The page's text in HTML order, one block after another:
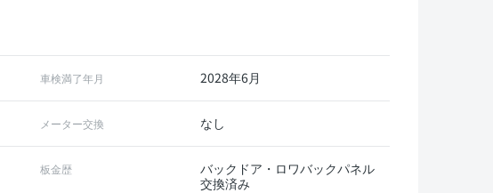
車検満了年月 2028年6月
メーター交換 なし
板金歴
バックドア・ロワバックパネル
交換済み